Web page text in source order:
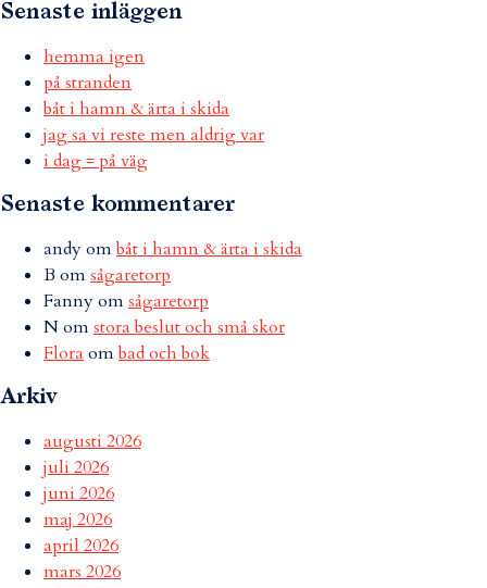
Senaste inläggen
hemma igen
på stranden
båt i hamn & ärta i skida
jag sa vi reste men aldrig var
i dag = på väg
Senaste kommentarer
andyombåt i hamn & ärta i skida
B omsågaretorp
Fannyomsågaretorp
Nomstora beslut och små skor
Flora ombad och bok
Arkiv
augusti 2026
juli 2026
juni 2026
maj 2026
april 2026
mars 2026